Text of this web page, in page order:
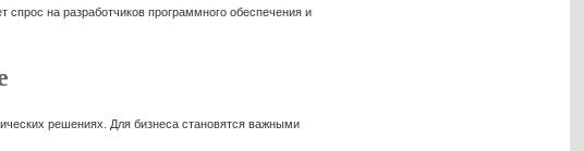
на разработчиков программного обеспечения и
решениях. Для бизнеса становятся важными